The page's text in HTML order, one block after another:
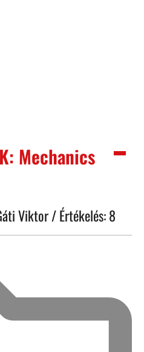
Mechanics
Viktor / Értékelés: 8